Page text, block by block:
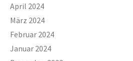
April 2024
März 2024
Februar 2024
Januar 2024